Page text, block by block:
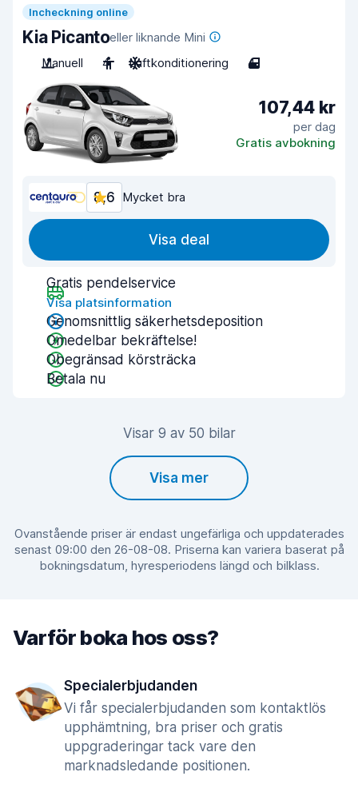
Incheckning online
Kia Picantoeller liknande Mini
Manuell
4 Luftkonditionering 4
107,44 kr
per dag
Gratis avbokning
8,6 Mycket bra
Visa deal
Gratis pendelservice
Visa platsinformation
Genomsnittlig säkerhetsdeposition
Omedelbar bekräftelse!
Obegränsad körsträcka
Betala nu
Visar 9 av 50 bilar
Visa mer
Ovanstående priser är endast ungefärliga och uppdaterades
senast 09:00 den 26-08-08. Priserna kan variera baserat på
bokningsdatum, hyresperiodens längd och bilklass.
Varför boka hos oss?
Specialerbjudanden
Vi får specialerbjudanden som kontaktlös
upphämtning, bra priser och gratis
uppgraderingar tack vare den
marknadsledande positionen.